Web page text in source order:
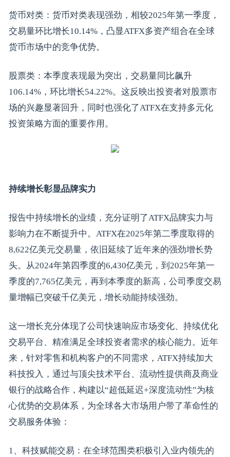
货币对类：货币对类表现强劲，相较2025年第一季度，
交易量环比增长10.14%，凸显ATFX多资产组合在全球
货币市场中的竞争优势。
股票类：本季度表现最为突出，交易量同比飙升
106.14%，环比增长54.22%。这反映出投资者对股票市
场的兴趣显著回升，同时也强化了ATFX在支持多元化
投资策略方面的重要作用。
持续增长彰显品牌实力
报告中持续增长的业绩，充分证明了ATFX品牌实力与
影响力在不断提升中。ATFX在2025年第二季度取得的
8,622亿美元交易量，依旧延续了近年来的强劲增长势
头。从2024年第四季度的6,430亿美元，到2025年第一
季度的7,765亿美元，再到本季度的新高，公司季度交易
量增幅已突破千亿美元，增长动能持续强劲。
这一增长充分体现了公司快速响应市场变化、持续优化
交易平台、精准满足全球投资者需求的核心能力。近年
来，针对零售和机构客户的不同需求，ATFX持续加大
科技投入，通过与顶尖技术平台、流动性提供商及商业
银行的战略合作，构建以“超低延迟+深度流动性”为核
心优势的交易体系，为全球各大市场用户带了革命性的
交易服务体验：
1、科技赋能交易：在全球范围类积极引入业内领先的